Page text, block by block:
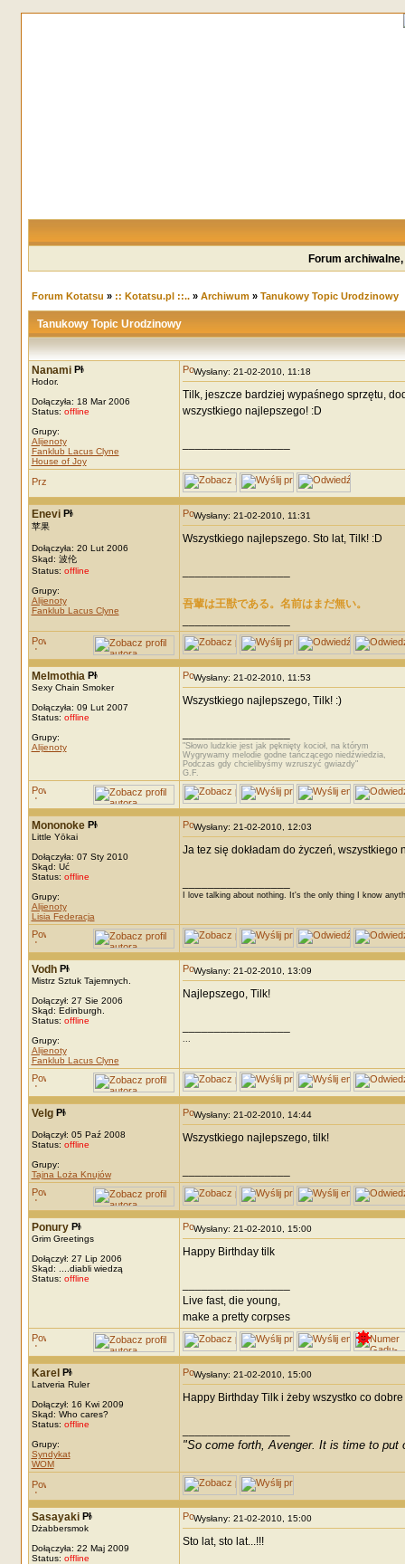
Forum
Forum Kotatsu » :: Kotatsu.pl ::..» Archiwum» Tanukowy Topic Urodzinowy
Tanukowy Topic Urodzinowy
Nanami
Hodor.
Dołączyła: 18 Mar 2006
Status: offline
Grupy:
Alijenoty
Fanklub Lacus Clyne
House of Joy
Wysłany: 21-02-2010, 11:18
Tilk, jeszcze bardziej wypaśnego sprzętu,
wszystkiego najlepszego! :D
Enevi
苹果
Dołączyła: 20 Lut 2006
Skąd: 波伦
Status: offline
Grupy:
Alijenoty
Fanklub Lacus Clyne
Wysłany: 21-02-2010, 11:31
Wszystkiego najlepszego. Sto lat, Tilk! :D
吾輩は王獣である。名前はまだ無い。
Melmothia
Sexy Chain Smoker
Dołączyła: 09 Lut 2007
Status: offline
Grupy:
Alijenoty
Wysłany: 21-02-2010, 11:53
Wszystkiego najlepszego, Tilk! :)
"Słowo ludzkie jest jak pęknięty kocioł, na którym
Wygrywamy melodie godne tańczącego niedźwiedzia,
Podczas gdy chcielibyśmy wzruszyć gwiazdy"
G.F.
Mononoke
Little Yōkai
Dołączyła: 07 Sty 2010
Skąd: Uć
Status: offline
Grupy:
Alijenoty
Lisia Federacja
Wysłany: 21-02-2010, 12:03
Ja tez się dokładam do życzeń, wszystkiego
I love talking about nothing. It's the only thing I know
Vodh
Mistrz Sztuk Tajemnych.
Dołączył: 27 Sie 2006
Skąd: Edinburgh.
Status: offline
Grupy:
Alijenoty
Fanklub Lacus Clyne
Wysłany: 21-02-2010, 13:09
Najlepszego, Tilk!
...
Velg
Dołączył: 05 Paź 2008
Status: offline
Grupy:
Tajna Loża Knujów
Wysłany: 21-02-2010, 14:44
Wszystkiego najlepszego, tilk!
Ponury
Grim Greetings
Dołączył: 27 Lip 2006
Skąd: ....diabli wiedzą
Status: offline
Wysłany: 21-02-2010, 15:00
Happy Birthday tilk
Live fast, die young,
make a pretty corpses
Karel
Latveria Ruler
Dołączył: 16 Kwi 2009
Skąd: Who cares?
Status: offline
Grupy:
Syndykat
WOM
Wysłany: 21-02-2010, 15:00
Happy Birthday Tilk i żeby wszystko co dobre
"So come forth, Avenger. It is time to put
Sasayaki
Dżabbersmok
Dołączyła: 22 Maj 2009
Status: offline
Wysłany: 21-02-2010, 15:00
Sto lat, sto lat...!!!